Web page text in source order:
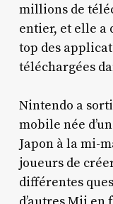
millions de
entier, et elle a
top des
téléchargées
Nintendo a
mobile née
Japon à la mi-
joueurs de
différentes